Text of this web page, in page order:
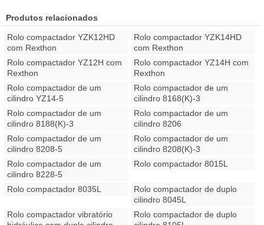
Produtos relacionados
Rolo compactador YZK12HD
com Rexthon
Rolo compactador YZK14HD
com Rexthon
Rolo compactador YZ12H com
Rexthon
Rolo compactador YZ14H com
Rexthon
Rolo compactador de um
cilindro YZ14-5
Rolo compactador de um
cilindro 8168(K)-3
Rolo compactador de um
cilindro 8188(K)-3
Rolo compactador de um
cilindro 8206
Rolo compactador de um
cilindro 8208-5
Rolo compactador de um
cilindro 8208(K)-3
Rolo compactador de um
cilindro 8228-5
Rolo compactador 8015L
Rolo compactador 8035L
Rolo compactador de duplo
cilindro 8045L
Rolo compactador vibratório
Rolo compactador de duplo